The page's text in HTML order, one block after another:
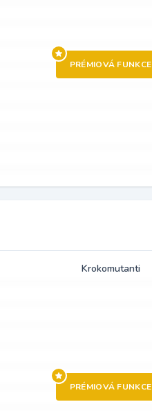
PRÉMIOVÁ FUNKCE
Krokomutanti
PRÉMIOVÁ FUNKCE